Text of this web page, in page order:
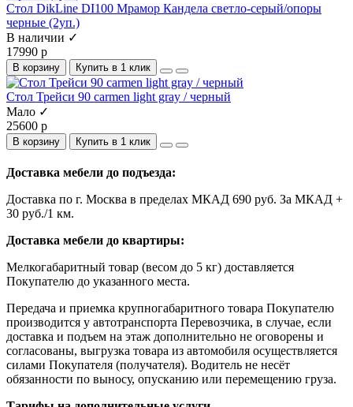
Стол DikLine DI100 Мрамор Кандела cветло-серый/опоры
черные (2уп.)
В наличии ✓
17990 р
В корзину Купить в 1 клик
Стол Трейси 90 carmen light gray / черный
Мало ✓
25600 р
В корзину Купить в 1 клик
Доставка мебели до подъезда:
Доставка по г. Москва в пределах МКАД 690 руб. За МКАД +
30 руб./1 км.
Доставка мебели до квартиры:
Мелкогабаритный товар (весом до 5 кг) доставляется
Покупателю до указанного места.
Передача и приемка крупногабаритного товара Покупателю
производится у автотранспорта Перевозчика, в случае, если
доставка и подъем на этаж дополнительно не оговорены и
согласованы, выгрузка товара из автомобиля осуществляется
силами Покупателя (получателя). Водитель не несёт
обязанности по выносу, опусканию или перемещению груза.